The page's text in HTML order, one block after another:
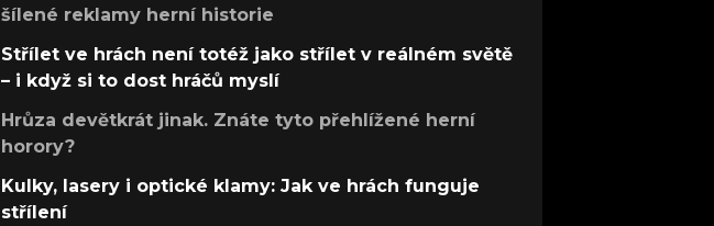
šílené reklamy herní historie
Střílet ve hrách není totéž jako střílet v reálném světě
– i když si to dost hráčů myslí
Hrůza devětkrát jinak. Znáte tyto přehlížené herní
horory?
Kulky, lasery i optické klamy: Jak ve hrách funguje
střílení